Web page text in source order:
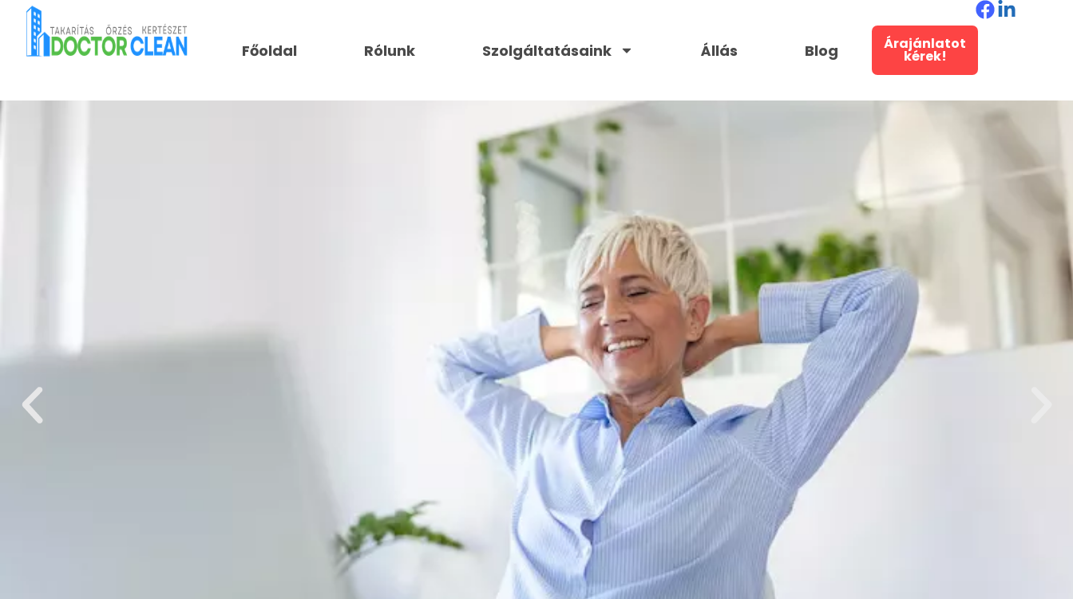
Főoldal Rólunk Szolgáltatásaink Állás Blog Árajánlatot
kérek!